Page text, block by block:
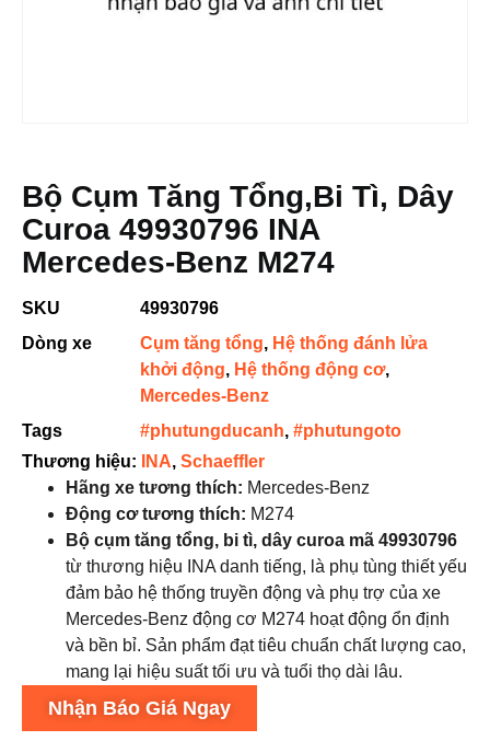
Bộ Cụm Tăng Tổng,bi Tì, Dây
Curoa 49930796 INA
Mercedes-Benz M274
SKU
49930796
Dòng xe
Cụm tăng tổng, Hệ thống đánh lửa
khởi động, Hệ thống động cơ,
Mercedes-Benz
Tags
#phutungducanh, #phutungoto
Thương hiệu:
INA, Schaeffler
Hãng xe tương thích: Mercedes-Benz
Động cơ tương thích: M274
Bộ cụm tăng tổng, bi tì, dây curoa mã 49930796
từ thương hiệu INA danh tiếng, là phụ tùng thiết yếu
đảm bảo hệ thống truyền động và phụ trợ của xe
Mercedes-Benz động cơ M274 hoạt động ổn định
và bền bỉ. Sản phẩm đạt tiêu chuẩn chất lượng cao,
mang lại hiệu suất tối ưu và tuổi thọ dài lâu.
Nhận Báo Giá Ngay